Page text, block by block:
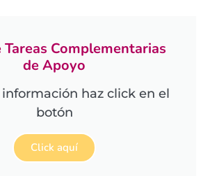
Tareas Complementarias
de Apoyo
información haz click en el
botón
Click aquí